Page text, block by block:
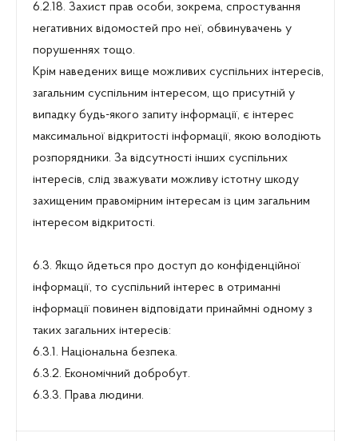
6.2.18. Захист прав особи, зокрема, спростування
негативних відомостей про неї, обвинувачень у
порушеннях тощо.
Крім наведених вище можливих суспільних інтересів,
загальним суспільним інтересом, що присутній у
випадку будь-якого запиту інформації, є інтерес
максимальної відкритості інформації, якою володіють
розпорядники. За відсутності інших суспільних
інтересів, слід зважувати можливу істотну шкоду
захищеним правомірним інтересам із цим загальним
інтересом відкритості.
6.3. Якщо йдеться про доступ до конфіденційної
інформації, то суспільний інтерес в отриманні
інформації повинен відповідати принаймні одному з
таких загальних інтересів:
6.3.1. Національна безпека.
6.3.2. Економічний добробут.
6.3.3. Права людини.